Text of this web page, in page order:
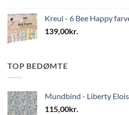
Kreul - 6 Bee Happy
139,00kr.
TOP BEDØMTE
Mundbind - Liberty
115,00kr.